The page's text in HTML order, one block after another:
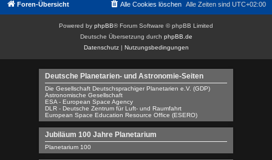
Foren-Übersicht Alle Zeiten sind UTC+02:00
Alle Cookies löschen
Powered by phpBB® Forum Software © phpBB Limited
Deutsche Übersetzung durch phpBB.de
Datenschutz| Nutzungsbedingungen
Deutsche Planetarien- und Astronomie-Seiten
Die Gesellschaft Deutschsprachiger Planetarien e.V. (GDP)
Astronomische Gesellschaft
ESA - European Space Agency
DLR - Deutsche Zentrum für Luft- und Raumfahrt
European Space Education Resource Office (ESERO)
Jubiläum 100 Jahre Planetarium
Planetarium 100